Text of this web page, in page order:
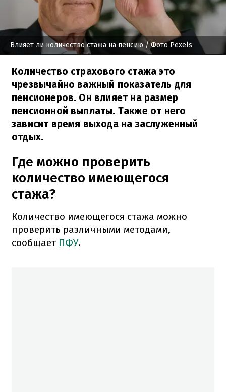
Влияет ли количество стажа на пенсию / Фото Pexels
Количество страхового стажа это
чрезвычайно важный показатель для
пенсионеров. Он влияет на размер
пенсионной выплаты. Также от него
зависит время выхода на заслуженный
отдых.
Где можно проверить
количество имеющегося
стажа?
Количество имеющегося стажа можно
проверить различными методами,
сообщаетПФУ.